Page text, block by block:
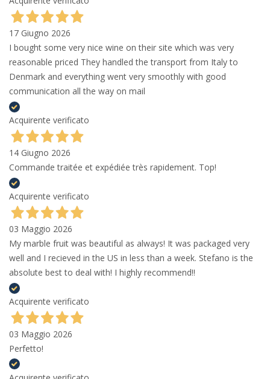
17 Giugno 2026
I bought some very nice wine on their site which was very
reasonable priced They handled the transport from Italy to
Denmark and everything went very smoothly with good
communication all the way on mail
Acquirente verificato
14 Giugno 2026
Commande traitée et expédiée très rapidement. Top!
Acquirente verificato
03 Maggio 2026
My marble fruit was beautiful as always! It was packaged very
well and I recieved in the US in less than a week. Stefano is the
absolute best to deal with! I highly recommend!!
Acquirente verificato
03 Maggio 2026
Perfetto!